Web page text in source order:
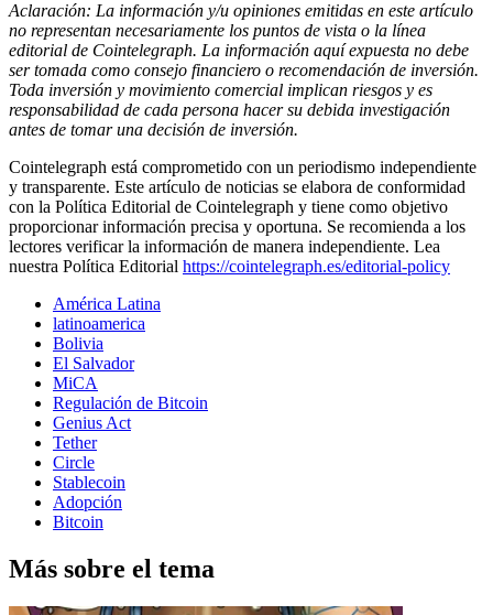
Aclaración: La información y/u opiniones emitidas en este artículo
no representan necesariamente los puntos de vista o la línea
editorial de Cointelegraph. La información aquí expuesta no debe
ser tomada como consejo financiero o recomendación de inversión.
Toda inversión y movimiento comercial implican riesgos y es
responsabilidad de cada persona hacer su debida investigación
antes de tomar una decisión de inversión.
Cointelegraph está comprometido con un periodismo independiente
y transparente. Este artículo de noticias se elabora de conformidad
con la Política Editorial de Cointelegraph y tiene como objetivo
proporcionar información precisa y oportuna. Se recomienda a los
lectores verificar la información de manera independiente. Lea
nuestra Política Editorial https://cointelegraph.es/editorial-policy
América Latina
latinoamerica
Bolivia
El Salvador
MiCA
Regulación de Bitcoin
Genius Act
Tether
Circle
Stablecoin
Adopción
Bitcoin
Más sobre el tema